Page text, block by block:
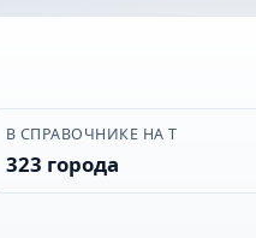
В СПРАВОЧНИКЕ НА Т
323 города